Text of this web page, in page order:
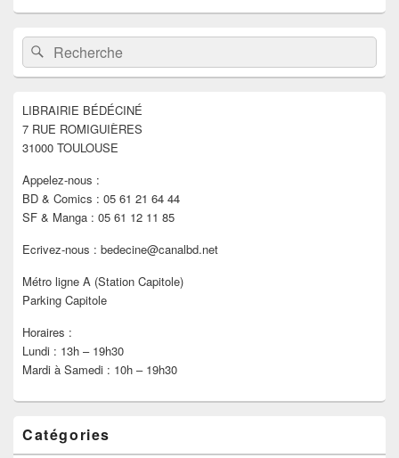
Zone
principale
de
widget
barre
latérale
Recherche :Rechercher
LIBRAIRIE BÉDÉCINÉ
7 RUE ROMIGUIÈRES
31000 TOULOUSE
Appelez-nous :
BD & Comics : 05 61 21 64 44
SF & Manga : 05 61 12 11 85
Ecrivez-nous : bedecine@canalbd.net
Métro ligne A (Station Capitole)
Parking Capitole
Horaires :
Lundi : 13h – 19h30
Mardi à Samedi : 10h – 19h30
Catégories